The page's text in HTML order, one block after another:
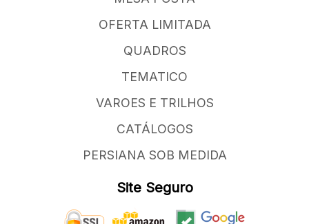
OFERTA LIMITADA
QUADROS
TEMATICO
VAROES E TRILHOS
CATÁLOGOS
PERSIANA SOB MEDIDA
Site Seguro